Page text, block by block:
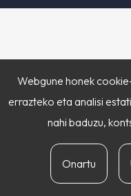
Webgune honek
errazteko eta analisi
nahi baduzu,
Onartu